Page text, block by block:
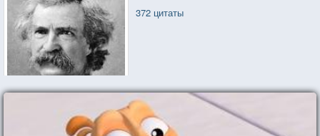
372 цитаты